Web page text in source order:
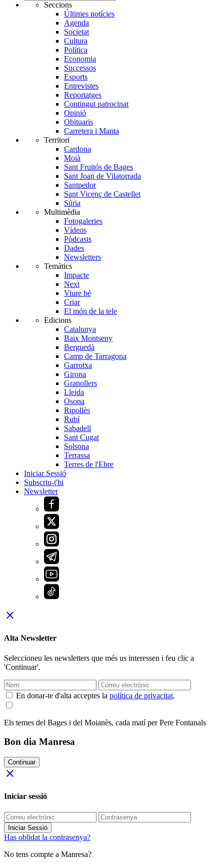
Seccions
Últimes notícies
Agenda
Societat
Cultura
Política
Economia
Successos
Esports
Entrevistes
Reportatges
Contingut patrocinat
Opinió
Obituaris
Carretera i Manta
Territori
Cardona
Moià
Sant Fruitós de Bages
Sant Joan de Vilatorrada
Santpedor
Sant Vicenç de Castellet
Súria
Multimèdia
Fotogaleries
Vídeos
Pòdcasts
Dades
Newsletters
Temàtics
Impacte
Next
Viure bé
Criar
El món de la tele
Edicions
Catalunya
Baix Montseny
Berguedà
Camp de Tarragona
Garrotxa
Girona
Granollers
Lleida
Osona
Ripollès
Rubí
Sabadell
Sant Cugat
Solsona
Terrassa
Terres de l'Ebre
Iniciar Sessió
Subscriu-t'hi
Newsletter
close
Alta Newsletter
Seleccioneu les newsletters que més us interessen i feu clic a
'Continuar'.
En donar-te d'alta acceptes la política de privacitat.
Els temes del Bages i del Moianès, cada matí per Pere Fontanals
Bon dia Manresa
Continuar
close
Iniciar sessió
Iniciar Sessió
Has oblidat la contrasenya?
No tens compte a Manresa?